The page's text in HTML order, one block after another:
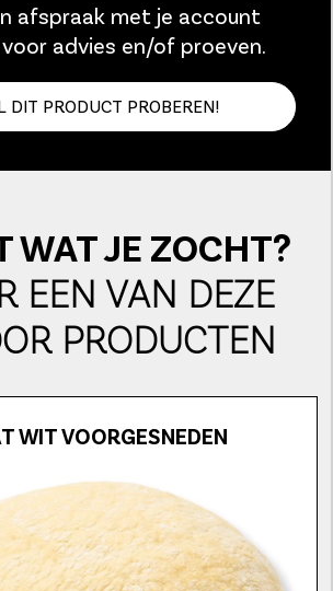
afspraak met je account
advies en/of proeven.
DIT PRODUCT PROBEREN!
WAT JE ZOCHT?
EEN VAN DEZE
PRODUCTEN
WIT VOORGESNEDEN